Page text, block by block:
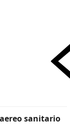
sanitario